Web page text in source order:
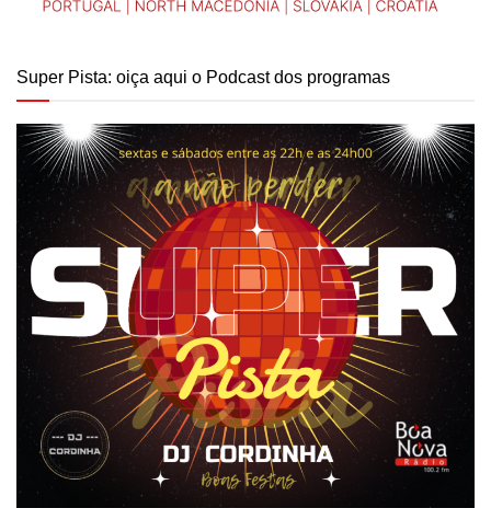
Super Pista: oiça aqui o Podcast dos programas